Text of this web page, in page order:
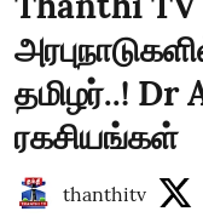
தமிழர்..! Dr
ரகசியங்கள்
thanthitv